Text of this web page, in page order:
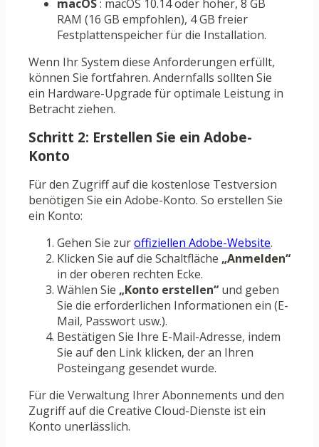
macOS: macOS 10.14 oder höher, 8 GB
RAM (16 GB empfohlen), 4 GB freier
Festplattenspeicher für die Installation.
Wenn Ihr System diese Anforderungen erfüllt,
können Sie fortfahren. Andernfalls sollten Sie
ein Hardware-Upgrade für optimale Leistung in
Betracht ziehen.
Schritt 2: Erstellen Sie ein Adobe-
Konto
Für den Zugriff auf die kostenlose Testversion
benötigen Sie ein Adobe-Konto. So erstellen Sie
ein Konto:
Gehen Sie zuroffiziellen Adobe-Website.
Klicken Sie auf die Schaltfläche „Anmelden“
in der oberen rechten Ecke.
Wählen Sie „Konto erstellen“ und geben
Sie die erforderlichen Informationen ein (E-
Mail, Passwort usw.).
Bestätigen Sie Ihre E-Mail-Adresse, indem
Sie auf den Link klicken, der an Ihren
Posteingang gesendet wurde.
Für die Verwaltung Ihrer Abonnements und den
Zugriff auf die Creative Cloud-Dienste ist ein
Konto unerlässlich.